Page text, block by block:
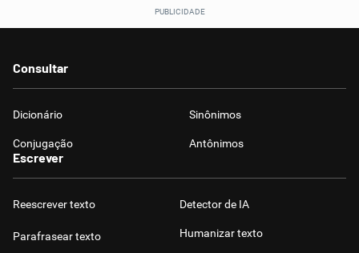
Consultar
Dicionário Sinônimos
Conjugação Antônimos
Escrever
Reescrever texto
Parafrasear texto
Detector de IA
Humanizar texto